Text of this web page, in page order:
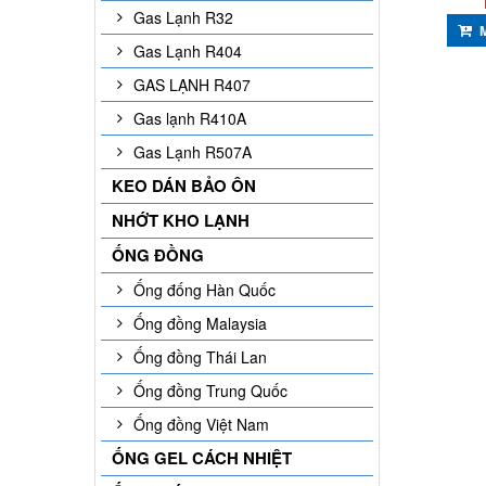
Gas Lạnh R32
Gas Lạnh R404
GAS LẠNH R407
Gas lạnh R410A
Gas Lạnh R507A
KEO DÁN BẢO ÔN
NHỚT KHO LẠNH
ỐNG ĐỒNG
Ống đống Hàn Quốc
Ống đồng Malaysia
Ống đồng Thái Lan
Ống đồng Trung Quốc
Ống đồng Việt Nam
ỐNG GEL CÁCH NHIỆT